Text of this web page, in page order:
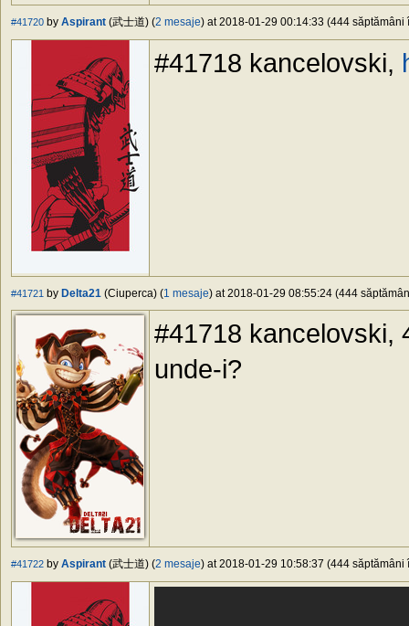
#41720 by Aspirant (武士道) (2 mesaje) at 2018-01-29 00:14:33 (444 săptămâni
#41718 kancelovski,
#41721 by Delta21 (Ciuperca) (1 mesaje) at 2018-01-29 08:55:24 (444
#41718 kancelovski,
unde-i?
#41722 by Aspirant (武士道) (2 mesaje) at 2018-01-29 10:58:37 (444 săptămâni